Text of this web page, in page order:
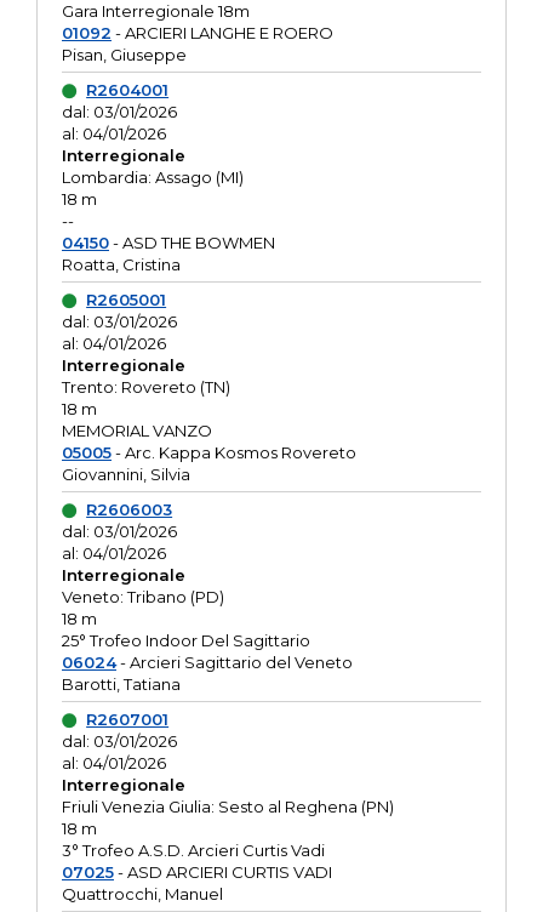
Gara Interregionale 18m
01092 - ARCIERI LANGHE E ROERO
Pisan, Giuseppe
R2604001
dal: 03/01/2026
al: 04/01/2026
Interregionale
Lombardia: Assago (MI)
18 m
--
04150- ASD THE BOWMEN
Roatta, Cristina
R2605001
dal: 03/01/2026
al: 04/01/2026
Interregionale
Trento: Rovereto (TN)
18 m
MEMORIAL VANZO
05005- Arc. Kappa Kosmos Rovereto
Giovannini, Silvia
R2606003
dal: 03/01/2026
al: 04/01/2026
Interregionale
Veneto: Tribano (PD)
18 m
25° Trofeo Indoor Del Sagittario
06024- Arcieri Sagittario del Veneto
Barotti, Tatiana
R2607001
dal: 03/01/2026
al: 04/01/2026
Interregionale
Friuli Venezia Giulia: Sesto al Reghena (PN)
18 m
3° Trofeo A.S.D. Arcieri Curtis Vadi
07025- ASD ARCIERI CURTIS VADI
Quattrocchi, Manuel